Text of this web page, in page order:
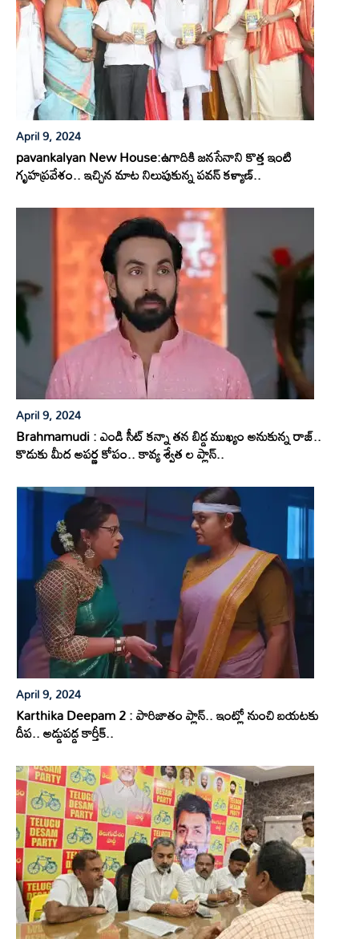
April 9, 2024
pavankalyan New House:ఉగాదికి జనసేనాని కొత్త ఇంటి
గృహప్రవేశం.. ఇచ్చిన మాట నిలుపుకున్న పవన్ కళ్యాణ్..
April 9, 2024
Brahmamudi : ఎండి సీట్ కన్నా తన బిడ్డ ముఖ్యం అనుకున్న రాజ్..
కొడుకు మీద అపర్ణ కోపం.. కావ్య శ్వేత ల ప్లాన్..
April 9, 2024
Karthika Deepam 2 : పారిజాతం ప్లాన్.. ఇంట్లో నుంచి బయటకు
దీప.. అడ్డుపడ్డ కార్తీక్..